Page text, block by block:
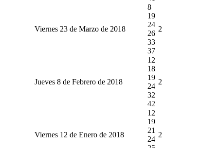
Viernes 23 de Marzo de 2018
8
19
24
26
33
37
2
Jueves 8 de Febrero de 2018
12
18
19
24
32
42
2
Viernes 12 de Enero de 2018
12
19
21
24
2